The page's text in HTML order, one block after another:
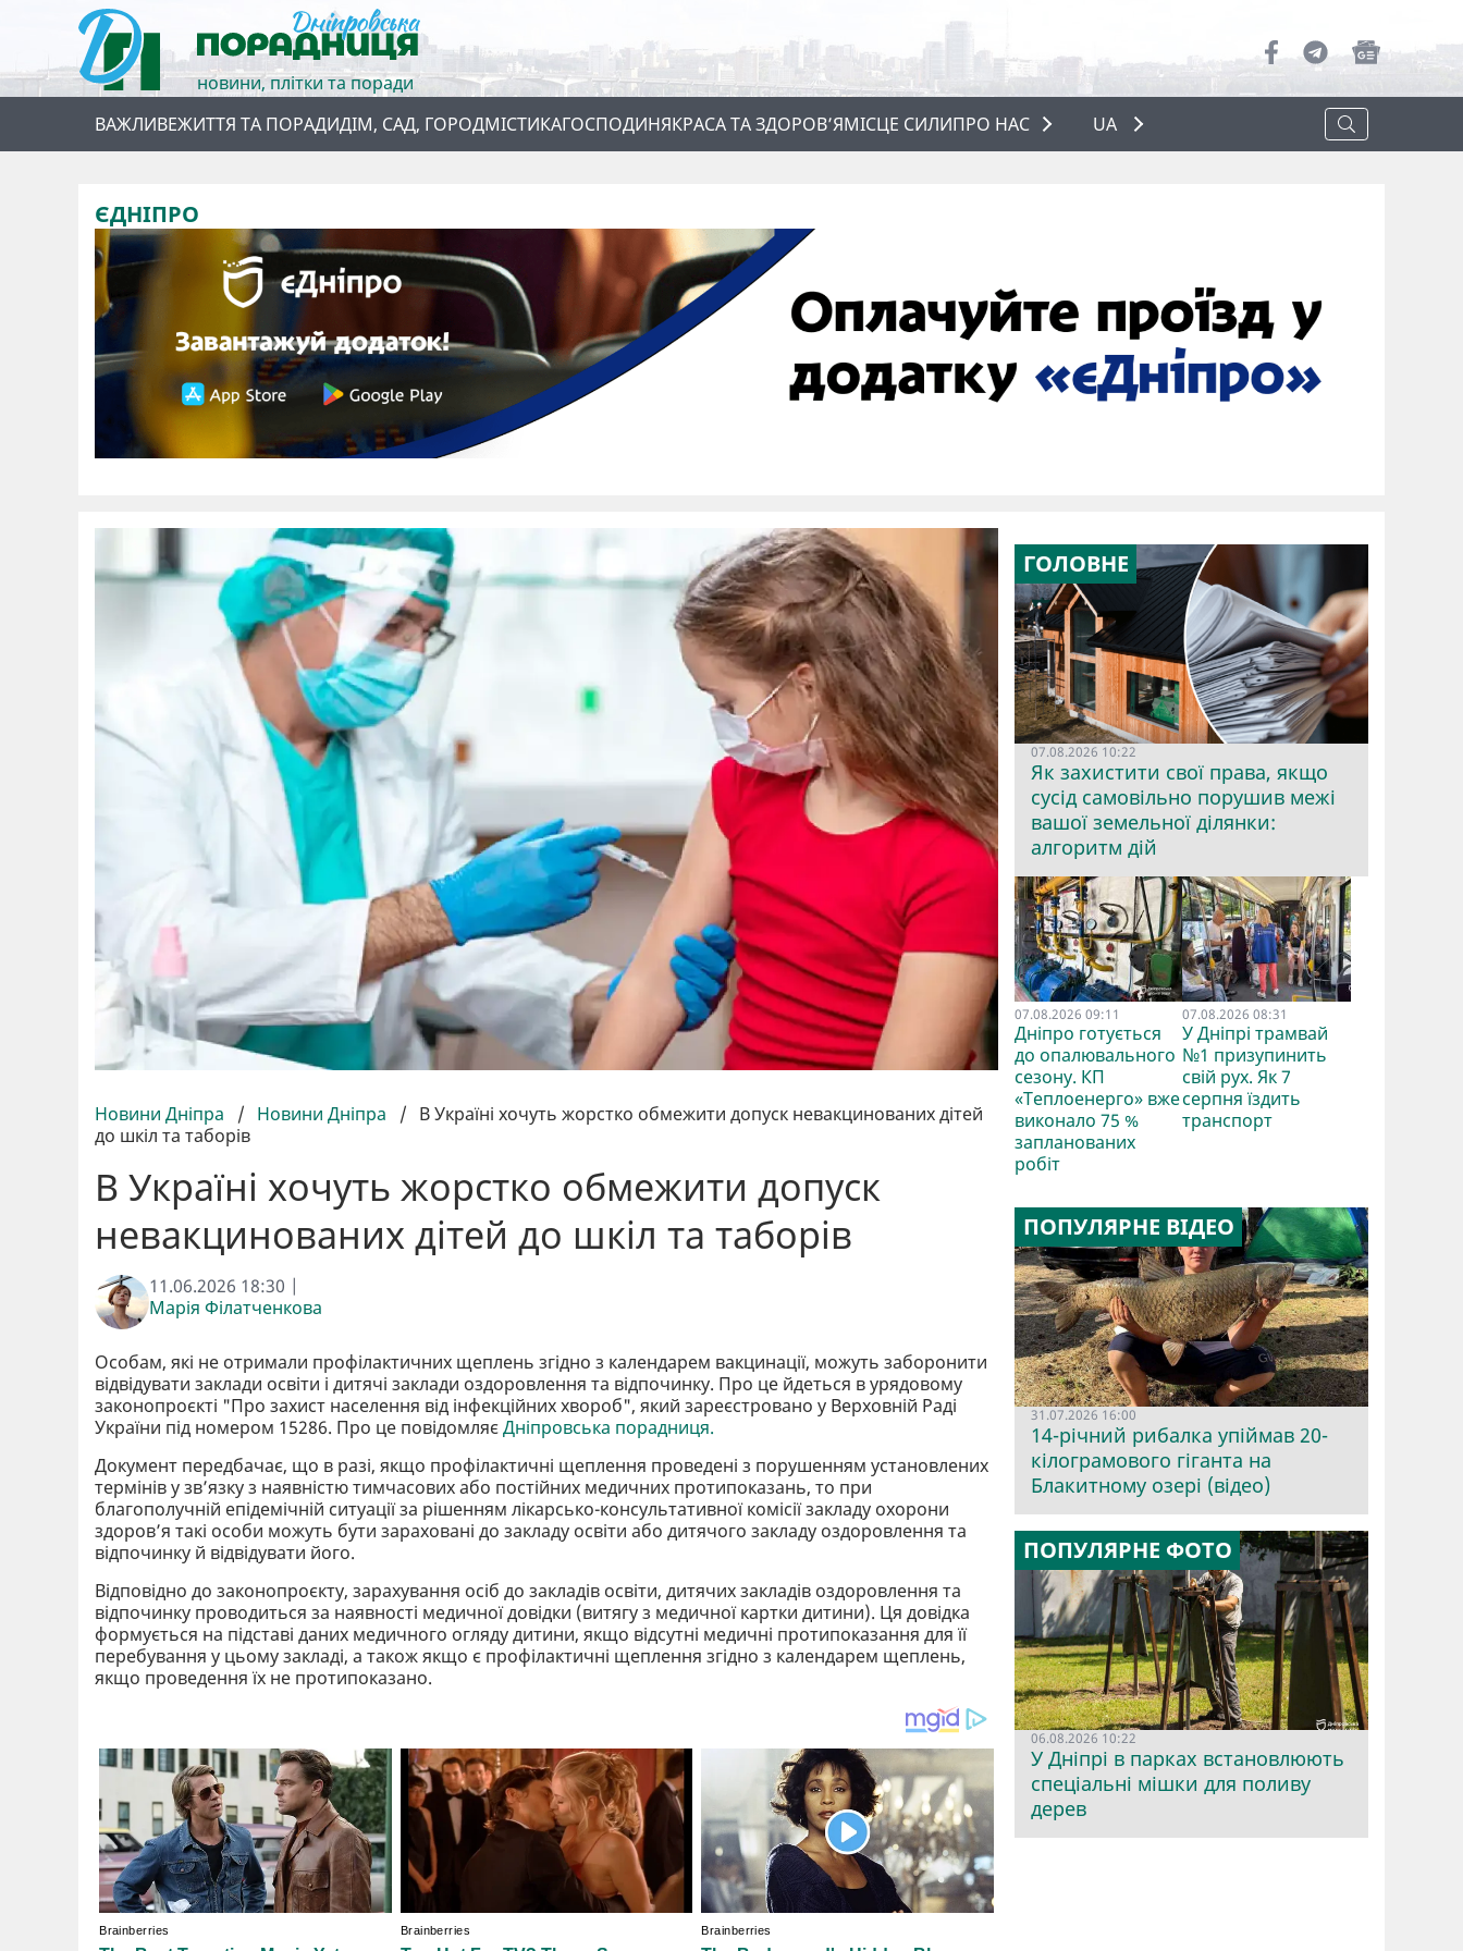
новини, плітки та поради
ВАЖЛИВЕЖИТТЯ ТА ПОРАДИДІМ, САД, ГОРОДМІСТИКАГОСПОДИНЯКРАСА ТА ЗДОРОВ’ЯМІСЦЕ СИЛИПРО НАС
ПРО НАС
UA
ЄДНІПРО
Новини Дніпра / Новини Дніпра / В Україні хочуть жорстко обмежити допуск невакцинованих дітей
до шкіл та таборів
В Україні хочуть жорстко обмежити допуск
невакцинованих дітей до шкіл та таборів
11.06.2026 18:30 |
Марія Філатченкова
Особам, які не отримали профілактичних щеплень згідно з календарем вакцинації, можуть заборонити
відвідувати заклади освіти і дитячі заклади оздоровлення та відпочинку. Про це йдеться в урядовому
законопроєкті "Про захист населення від інфекційних хвороб", який зареєстровано у Верховній Раді
України під номером 15286. Про це повідомляєДніпровська порадниця.
Документ передбачає, що в разі, якщо профілактичні щеплення проведені з порушенням установлених
термінів у зв’язку з наявністю тимчасових або постійних медичних протипоказань, то при
благополучній епідемічній ситуації за рішенням лікарсько-консультативної комісії закладу охорони
здоров’я такі особи можуть бути зараховані до закладу освіти або дитячого закладу оздоровлення та
відпочинку й відвідувати його.
Відповідно до законопроєкту, зарахування осіб до закладів освіти, дитячих закладів оздоровлення та
відпочинку проводиться за наявності медичної довідки (витягу з медичної картки дитини). Ця довідка
формується на підставі даних медичного огляду дитини, якщо відсутні медичні протипоказання для її
перебування у цьому закладі, а також якщо є профілактичні щеплення згідно з календарем щеплень,
якщо проведення їх не протипоказано.
ГОЛОВНЕ
07.08.2026 10:22
Як захистити свої права, якщо
сусід самовільно порушив межі
вашої земельної ділянки:
алгоритм дій
07.08.2026 09:11
Дніпро готується
до опалювального
сезону. КП
«Теплоенерго» вже
виконало 75 %
запланованих
робіт
07.08.2026 08:31
У Дніпрі трамвай
№1 призупинить
свій рух. Як 7
серпня їздить
транспорт
ПОПУЛЯРНЕ ВІДЕО
31.07.2026 16:00
14-річний рибалка упіймав 20-
кілограмового гіганта на
Блакитному озері (відео)
ПОПУЛЯРНЕ ФОТО
06.08.2026 10:22
У Дніпрі в парках встановлюють
спеціальні мішки для поливу
дерев